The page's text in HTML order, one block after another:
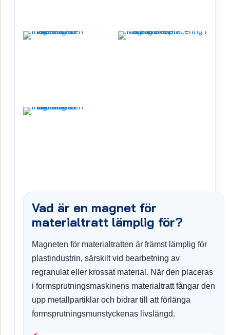
Vad är en magnet för
materialtratt lämplig för?
Magneten för materialtratten är främst lämplig för
plastindustrin, särskilt vid bearbetning av
regranulat eller krossat material. När den placeras
i formsprutningsmaskinens materialtratt fångar den
upp metallpartiklar och bidrar till att förlänga
formsprutningsmunstyckenas livslängd.